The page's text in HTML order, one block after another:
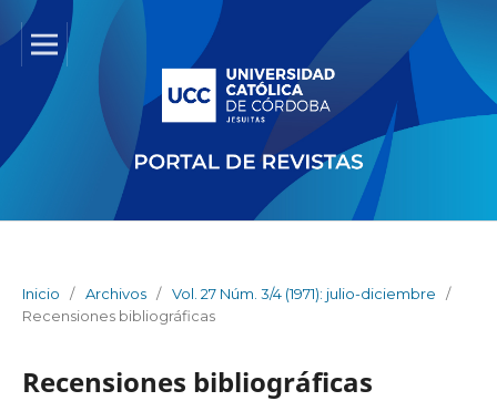
Inicio / Archivos / Vol. 27 Núm. 3/4 (1971): julio-diciembre
/
Recensiones bibliográficas
Recensiones bibliográficas